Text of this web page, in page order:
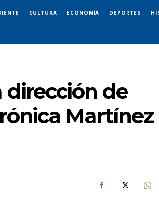
CULTURA ECONOMÍA DEPORTES
dirección de
Martínez